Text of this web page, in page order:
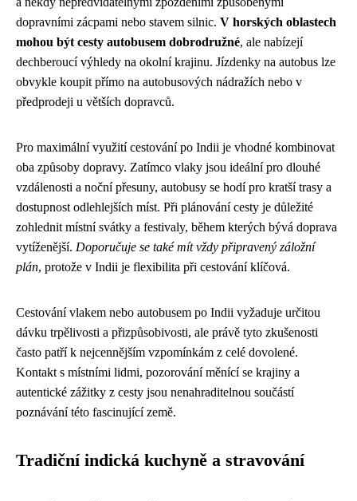
dopravními zácpami nebo stavem silnic. V horských oblastech
mohou být cesty autobusem dobrodružné, ale nabízejí
dechberoucí výhledy na okolní krajinu. Jízdenky na autobus lze
obvykle koupit přímo na autobusových nádražích nebo v
předprodeji u větších dopravců.
Pro maximální využití cestování po Indii je vhodné kombinovat
oba způsoby dopravy. Zatímco vlaky jsou ideální pro dlouhé
vzdálenosti a noční přesuny, autobusy se hodí pro kratší trasy a
dostupnost odlehlejších míst. Při plánování cesty je důležité
zohlednit místní svátky a festivaly, během kterých bývá doprava
vytíženější. Doporučuje se také mít vždy připravený záložní
plán, protože v Indii je flexibilita při cestování klíčová.
Cestování vlakem nebo autobusem po Indii vyžaduje určitou
dávku trpělivosti a přizpůsobivosti, ale právě tyto zkušenosti
často patří k nejcennějším vzpomínkám z celé dovolené.
Kontakt s místními lidmi, pozorování měnící se krajiny a
autentické zážitky z cesty jsou nenahraditelnou součástí
poznávání této fascinující země.
Tradiční indická kuchyně a stravování